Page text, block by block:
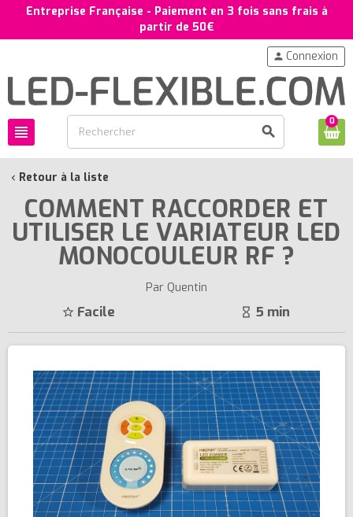
Entreprise Française - Paiement en 3 fois sans frais à
partir de 50€
view_headline search
person Connexion
0
chevron_left Retour à la liste
COMMENT RACCORDER ET
UTILISER LE VARIATEUR LED
MONOCOULEUR RF ?
Par Quentin
star_border Facile hourglass_empty 5 min